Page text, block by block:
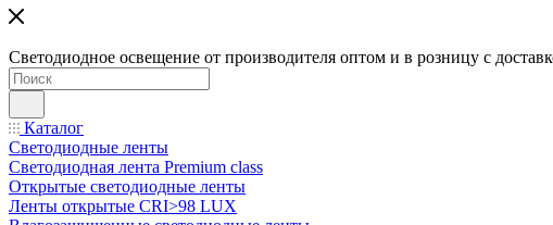
Светодиодное освещение от производителя оптом и в розницу с
Каталог
Светодиодные ленты
Светодиодная лента Premium class
Открытые светодиодные ленты
Ленты открытые CRI>98 LUX